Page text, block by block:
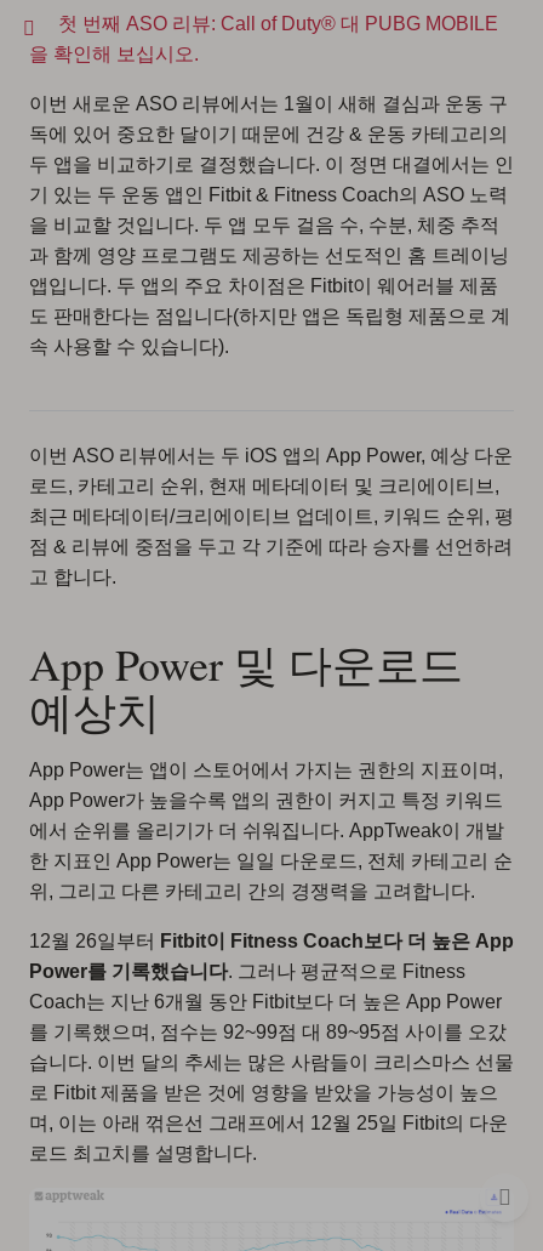
첫 번째 ASO 리뷰: Call of Duty® 대 PUBG MOBILE
을 확인해 보십시오.
이번 새로운 ASO 리뷰에서는 1월이 새해 결심과 운동 구
독에 있어 중요한 달이기 때문에 건강 & 운동 카테고리의
두 앱을 비교하기로 결정했습니다. 이 정면 대결에서는 인
기 있는 두 운동 앱인 Fitbit & Fitness Coach의 ASO 노력
을 비교할 것입니다. 두 앱 모두 걸음 수, 수분, 체중 추적
과 함께 영양 프로그램도 제공하는 선도적인 홈 트레이닝
앱입니다. 두 앱의 주요 차이점은 Fitbit이 웨어러블 제품
도 판매한다는 점입니다(하지만 앱은 독립형 제품으로 계
속 사용할 수 있습니다).
이번 ASO 리뷰에서는 두 iOS 앱의 App Power, 예상 다운
로드, 카테고리 순위, 현재 메타데이터 및 크리에이티브,
최근 메타데이터/크리에이티브 업데이트, 키워드 순위, 평
점 & 리뷰에 중점을 두고 각 기준에 따라 승자를 선언하려
고 합니다.
App Power 및 다운로드
예상치
App Power는 앱이 스토어에서 가지는 권한의 지표이며,
App Power가 높을수록 앱의 권한이 커지고 특정 키워드
에서 순위를 올리기가 더 쉬워집니다. AppTweak이 개발
한 지표인 App Power는 일일 다운로드, 전체 카테고리 순
위, 그리고 다른 카테고리 간의 경쟁력을 고려합니다.
12월 26일부터 Fitbit이 Fitness Coach보다 더 높은 App
Power를 기록했습니다. 그러나 평균적으로 Fitness
Coach는 지난 6개월 동안 Fitbit보다 더 높은 App Power
를 기록했으며, 점수는 92~99점 대 89~95점 사이를 오갔
습니다. 이번 달의 추세는 많은 사람들이 크리스마스 선물
로 Fitbit 제품을 받은 것에 영향을 받았을 가능성이 높으
며, 이는 아래 꺾은선 그래프에서 12월 25일 Fitbit의 다운
로드 최고치를 설명합니다.